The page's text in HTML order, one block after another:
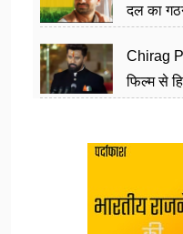
दल का
Chirag
फिल्म से